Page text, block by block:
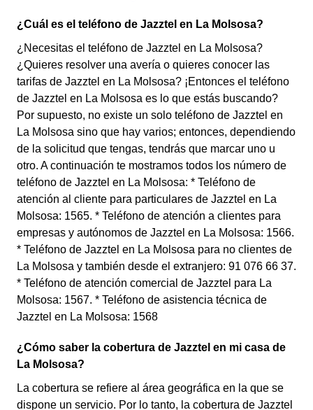
¿Cuál es el teléfono de Jazztel en La Molsosa?
¿Necesitas el teléfono de Jazztel en La Molsosa?
¿Quieres resolver una avería o quieres conocer las
tarifas de Jazztel en La Molsosa? ¡Entonces el teléfono
de Jazztel en La Molsosa es lo que estás buscando?
Por supuesto, no existe un solo teléfono de Jazztel en
La Molsosa sino que hay varios; entonces, dependiendo
de la solicitud que tengas, tendrás que marcar uno u
otro. A continuación te mostramos todos los número de
teléfono de Jazztel en La Molsosa: * Teléfono de
atención al cliente para particulares de Jazztel en La
Molsosa: 1565. * Teléfono de atención a clientes para
empresas y autónomos de Jazztel en La Molsosa: 1566.
* Teléfono de Jazztel en La Molsosa para no clientes de
La Molsosa y también desde el extranjero: 91 076 66 37.
* Teléfono de atención comercial de Jazztel para La
Molsosa: 1567. * Teléfono de asistencia técnica de
Jazztel en La Molsosa: 1568
¿Cómo saber la cobertura de Jazztel en mi casa de
La Molsosa?
La cobertura se refiere al área geográfica en la que se
dispone un servicio. Por lo tanto, la cobertura de Jazztel